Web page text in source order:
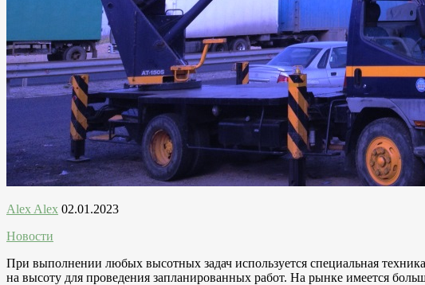
Alex Alex 02.01.2023
Новости
При выполнении любых высотных задач используется специальная
на высоту для проведения запланированных работ. На рынке имеется